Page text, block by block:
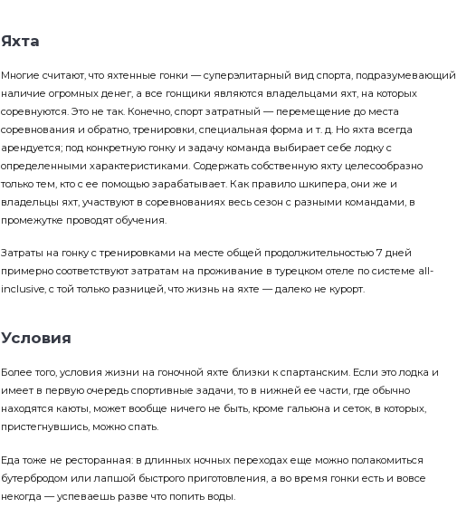
Яхта
Многие считают, что яхтенные гонки — суперэлитарный вид спорта, подразумевающий
наличие огромных денег, а все гонщики являются владельцами яхт, на которых
соревнуются. Это не так. Конечно, спорт затратный — перемещение до места
соревнования и обратно, тренировки, специальная форма и т. д. Но яхта всегда
арендуется; под конкретную гонку и задачу команда выбирает себе лодку с
определенными характеристиками. Содержать собственную яхту целесообразно
только тем, кто с ее помощью зарабатывает. Как правило шкипера, они же и
владельцы яхт, участвуют в соревнованиях весь сезон с разными командами, в
промежутке проводят обучения.
Затраты на гонку с тренировками на месте общей продолжительностью 7 дней
примерно соответствуют затратам на проживание в турецком отеле по системе all-
inclusive, с той только разницей, что жизнь на яхте — далеко не курорт.
Условия
Более того, условия жизни на гоночной яхте близки к спартанским. Если это лодка и
имеет в первую очередь спортивные задачи, то в нижней ее части, где обычно
находятся каюты, может вообще ничего не быть, кроме гальюна и сеток, в которых,
пристегнувшись, можно спать.
Еда тоже не ресторанная: в длинных ночных переходах еще можно полакомиться
бутербродом или лапшой быстрого приготовления, а во время гонки есть и вовсе
некогда — успеваешь разве что попить воды.